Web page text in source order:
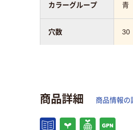
青
30
カラーグループ
穴数
スコア
商品詳細 商品情報の